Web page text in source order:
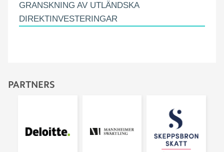
GRANSKNING AV UTLÄNDSKA
DIREKTINVESTERINGAR
PARTNERS